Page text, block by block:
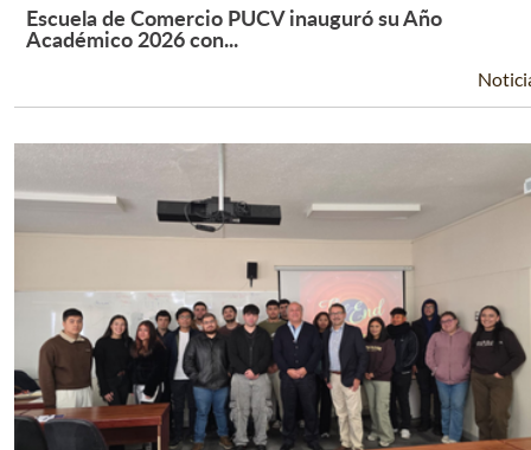
Leer Más +
Escuela de Comercio PUCV inauguró su Año
Académico 2026 con...